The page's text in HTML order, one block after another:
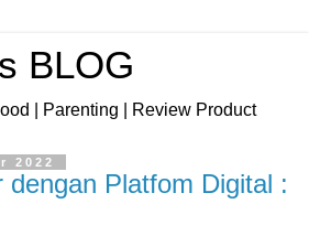
BLOG
| Parenting | Review Product
2022
dengan Platfom Digital :